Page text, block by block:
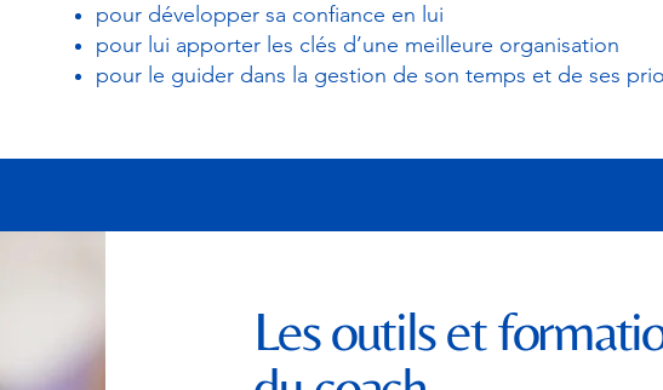
pour développer sa confiance en lui
pour lui apporter les clés d’une meilleure organisation
pour le guider dans la gestion de son temps et de ses
Les outils et